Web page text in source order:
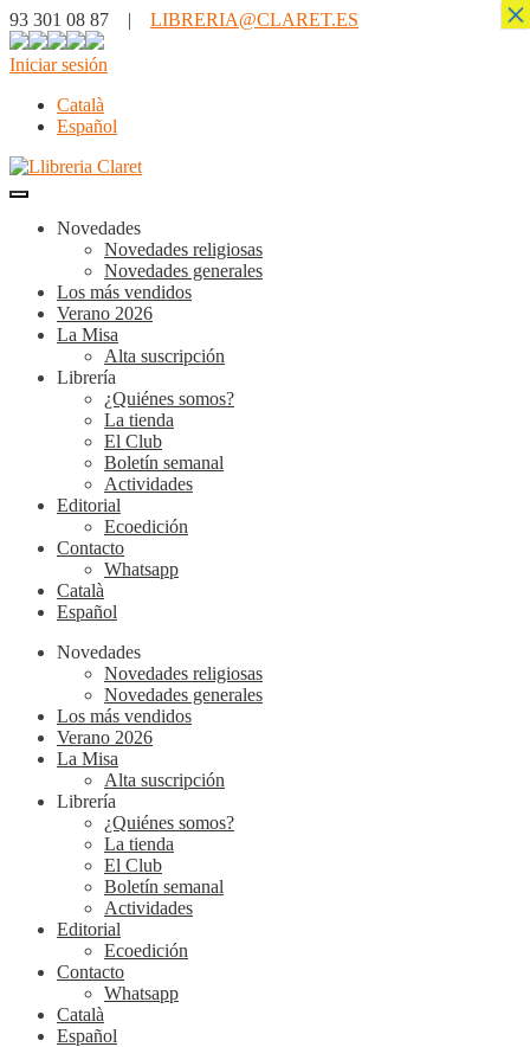
93 301 08 87 | LIBRERIA@CLARET.ES
Iniciar sesión
Català
Español
Novedades
Novedades religiosas
Novedades generales
Los más vendidos
Verano 2026
La Misa
Alta suscripción
Librería
¿Quiénes somos?
La tienda
El Club
Boletín semanal
Actividades
Editorial
Ecoedición
Contacto
Whatsapp
Català
Español
Novedades
Novedades religiosas
Novedades generales
Los más vendidos
Verano 2026
La Misa
Alta suscripción
Librería
¿Quiénes somos?
La tienda
El Club
Boletín semanal
Actividades
Editorial
Ecoedición
Contacto
Whatsapp
Català
Español
×